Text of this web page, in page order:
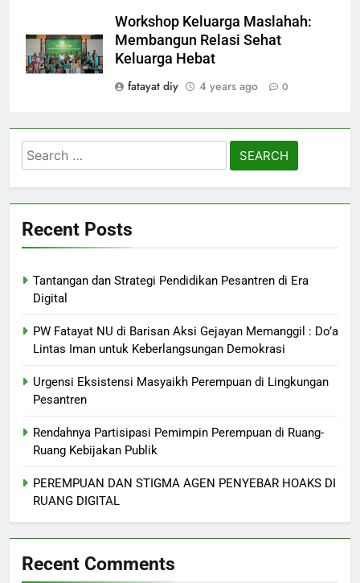
Workshop Keluarga Maslahah:
Membangun Relasi Sehat
Keluarga Hebat
fatayat diy
4 years ago 0
Search
for:
Recent Posts
Tantangan dan Strategi Pendidikan Pesantren di Era
Digital
PW Fatayat NU di Barisan Aksi Gejayan Memanggil : Do’a
Lintas Iman untuk Keberlangsungan Demokrasi
Urgensi Eksistensi Masyaikh Perempuan di Lingkungan
Pesantren
Rendahnya Partisipasi Pemimpin Perempuan di Ruang-
Ruang Kebijakan Publik
PEREMPUAN DAN STIGMA AGEN PENYEBAR HOAKS DI
RUANG DIGITAL
Recent Comments